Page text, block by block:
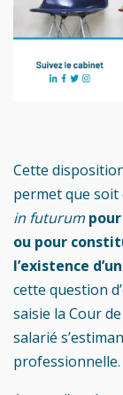
Cette
permet que soit
in futurum
ou pour
l’existence
cette question
saisie la Cour
salarié
professionnelle.